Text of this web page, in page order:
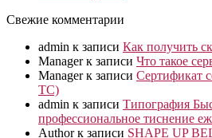
Свежие комментарии
admin к записи Как получить
Managerк записи Что такое
Managerк записи Сертификат
ТС)
admin к записи Типография
профессиональное тиснение
Authorк записи SHAPE UP